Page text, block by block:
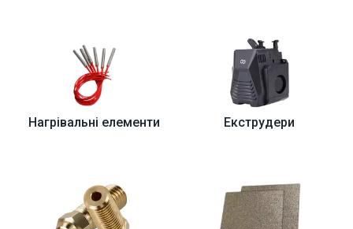
Нагрівальні елементи Екструдери